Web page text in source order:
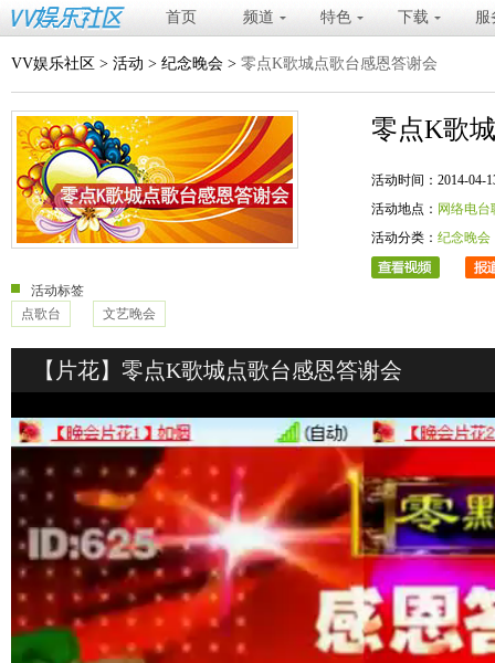
首页 频道 特色 下载 服
VV娱乐社区 > 活动 > 纪念晚会 > 零点K歌城点歌台感恩答谢会
零点K歌
活动时间：2014-04-
活动地点： 网络电台
活动分类： 纪念晚会
活动标签
点歌台
文艺晚会
【片花】零点K歌城点歌台感恩答谢会